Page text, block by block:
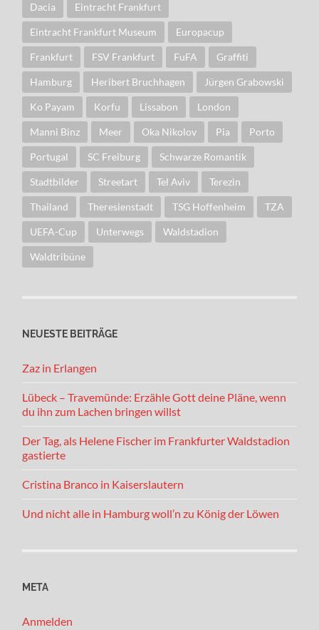
Dacia Eintracht Frankfurt
Eintracht Frankfurt Museum Europacup
Frankfurt FSV Frankfurt FuFA Graffiti
Hamburg Heribert Bruchhagen Jürgen Grabowski
Ko Payam Korfu Lissabon London
Manni Binz Meer Oka Nikolov Pia Porto
Portugal SC Freiburg Schwarze Romantik
Stadtbilder Streetart Tel Aviv Terezin
Thailand Theresienstadt TSG Hoffenheim TZA
UEFA-Cup Unterwegs Waldstadion
Waldtribüne
NEUESTE BEITRÄGE
Zaz in Erlangen
Lübeck – Travemünde: Erzähle Gott deine Pläne, wenn
du ihn zum Lachen bringen willst
Der Tag, als Helene Fischer im Frankfurter Waldstadion
gastierte
Cristina Branco in Kaiserslautern
Und nicht alle in Hamburg woll’n zu König der Löwen
META
Anmelden